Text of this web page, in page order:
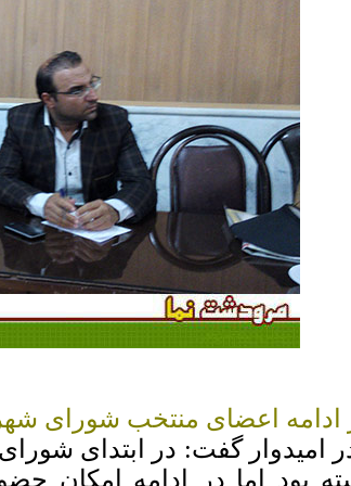
ادامه اعضای منتخب شورای
امیدوار گفت: در ابتدای
بود اما در ادامه امکان